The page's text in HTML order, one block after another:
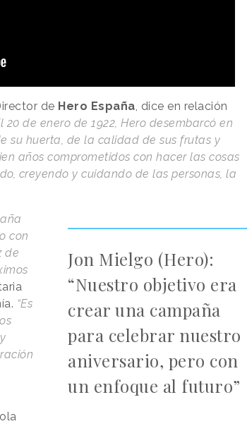
de Hero España, dice en relación
20 de enero de 1922, Hero desembarcó en
su huerta, de la calidad de sus frutas y
años comprometidos con hacer las cosas
creyendo y cuidando de las personas, la
Jon Mielgo (Hero):
“Nuestro objetivo era
crear una campaña
para celebrar nuestro
aniversario, pero con
un enfoque al futuro”
con
de
“Es